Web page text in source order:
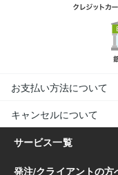
お支払い方法について
キャンセルについて